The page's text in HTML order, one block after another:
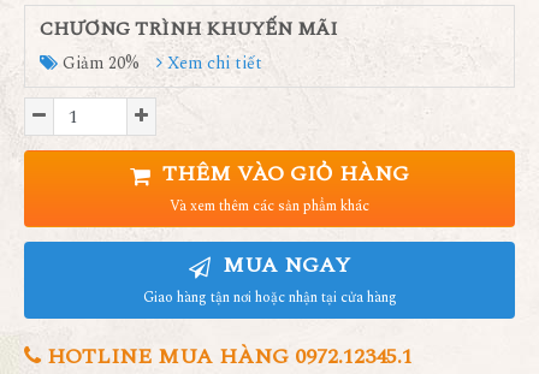
CHƯƠNG TRÌNH KHUYẾN MÃI
Giảm 20% Xem chi tiết
THÊM VÀO GIỎ HÀNG
Và xem thêm các sản phẩm khác
MUA NGAY
Giao hàng tận nơi hoặc nhận tại cửa hàng
HOTLINE MUA HÀNG 0972.12345.1